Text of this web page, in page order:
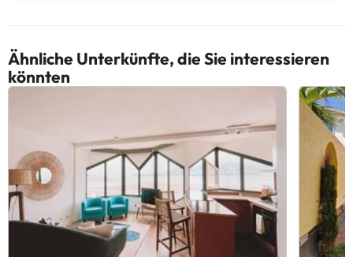
Ähnliche Unterkünfte, die Sie interessieren
könnten